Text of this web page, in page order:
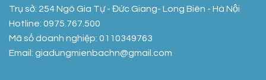
Trụ sở: 254 Ngô Gia Tự - Đức Giang- Long Biên - Hà Nội
Hotline: 0975.767.500
Mã số doanh nghiệp: 0110349763
Email: giadungmienbachn@gmail.com